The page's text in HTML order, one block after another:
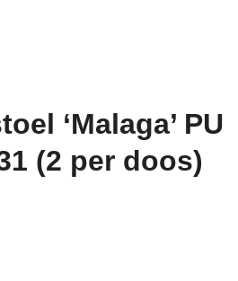
‘Malaga’ PU
(2 per doos)